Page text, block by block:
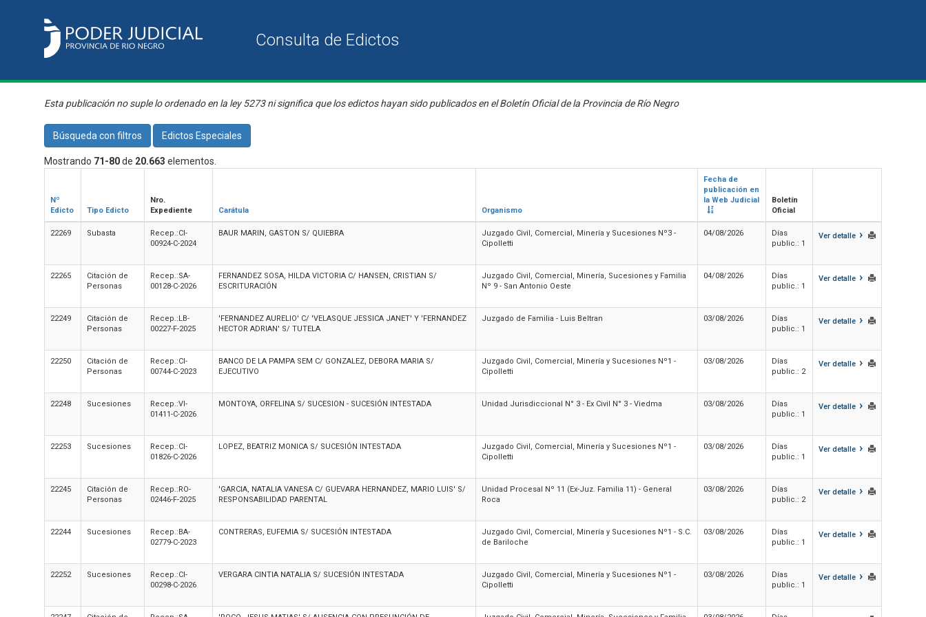
Esta publicación no suple lo ordenado en la ley 5273 ni significa que los edictos hayan sido publicados en el Boletín Oficial de la Provincia de Río Negro
Búsqueda con filtros Edictos Especiales
Mostrando 71-80de 20.663 elementos.
Nº
Edicto
Tipo Edicto
Nro.
Expediente
Carátula Organismo
Fecha de
publicación en
la Web Judicial
Boletín
Oficial
22269 Subasta
Recep.:CI-
00924-C-2024
BAUR MARIN, GASTON S/ QUIEBRA
Juzgado Civil, Comercial, Minería y Sucesiones Nº3 -
Cipolletti
04/08/2026
Días
public.: 1
Ver detalle ›
22265
Citación de
Personas
Recep.:SA-
00128-C-2026
FERNANDEZ SOSA, HILDA VICTORIA C/ HANSEN, CRISTIAN S/
ESCRITURACIÓN
Juzgado Civil, Comercial, Minería, Sucesiones y Familia
Nº 9 - San Antonio Oeste
04/08/2026
Días
public.: 1
Ver detalle ›
22249
Citación de
Personas
Recep.:LB-
00227-F-2025
'FERNANDEZ AURELIO' C/ 'VELASQUE JESSICA JANET' Y 'FERNANDEZ
HECTOR ADRIAN' S/ TUTELA
Juzgado de Familia - Luis Beltran 03/08/2026
Días
public.: 1
Ver detalle ›
22250
Citación de
Personas
Recep.:CI-
00744-C-2023
BANCO DE LA PAMPA SEM C/ GONZALEZ, DEBORA MARIA S/
EJECUTIVO
Juzgado Civil, Comercial, Minería y Sucesiones Nº1 -
Cipolletti
03/08/2026
Días
public.: 2
Ver detalle ›
22248 Sucesiones
Recep.:VI-
01411-C-2026
MONTOYA, ORFELINA S/ SUCESION - SUCESIÓN INTESTADA Unidad Jurisdiccional N° 3 - Ex Civil N° 3 - Viedma 03/08/2026
Días
public.: 1
Ver detalle ›
22253 Sucesiones
Recep.:CI-
01826-C-2026
LOPEZ, BEATRIZ MONICA S/ SUCESIÓN INTESTADA
Juzgado Civil, Comercial, Minería y Sucesiones Nº1 -
Cipolletti
03/08/2026
Días
public.: 1
Ver detalle ›
22245
Citación de
Personas
Recep.:RO-
02446-F-2025
'GARCIA, NATALIA VANESA C/ GUEVARA HERNANDEZ, MARIO LUIS' S/
RESPONSABILIDAD PARENTAL
Unidad Procesal Nº 11 (Ex-Juz. Familia 11) - General
Roca
03/08/2026
Días
public.: 2
Ver detalle ›
22244 Sucesiones
Recep.:BA-
02779-C-2023
CONTRERAS, EUFEMIA S/ SUCESIÓN INTESTADA
Juzgado Civil, Comercial, Minería y Sucesiones Nº1 - S.C.
de Bariloche
03/08/2026
Días
public.: 1
Ver detalle ›
22252 Sucesiones
Recep.:CI-
00298-C-2026
VERGARA CINTIA NATALIA S/ SUCESIÓN INTESTADA
Juzgado Civil, Comercial, Minería y Sucesiones Nº1 -
Cipolletti
03/08/2026
Días
public.: 1
Ver detalle ›